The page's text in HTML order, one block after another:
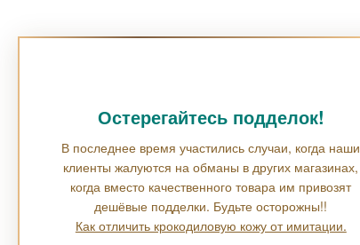
Остерегайтесь подделок!
В последнее время участились случаи, когда наши
клиенты жалуются на обманы в других магазинах,
когда вместо качественного товара им привозят
дешёвые подделки. Будьте осторожны!!
Как отличить крокодиловую кожу от имитации.